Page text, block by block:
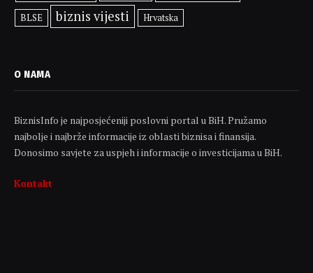
BLSE biznis vijesti Hrvatska
O NAMA
BiznisInfo je najposjećeniji poslovni portal u BiH. Pružamo
najbolje i najbrže informacije iz oblasti biznisa i finansija.
Donosimo savjete za uspjeh i informacije o investicijama u BiH.
Kontakt